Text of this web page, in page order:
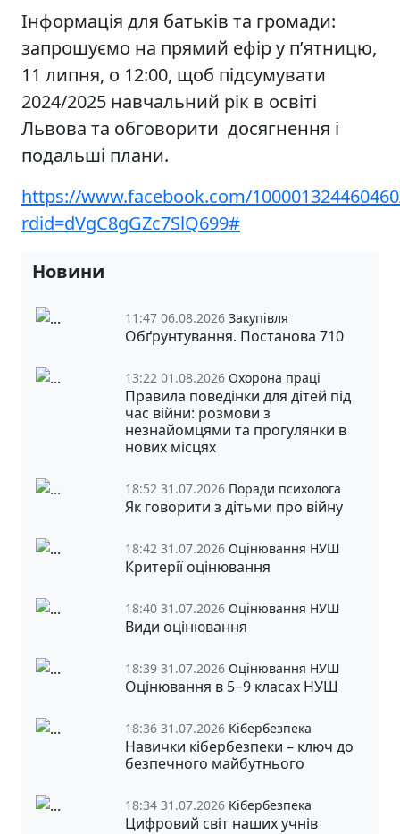
Інформація для батьків та громади:
запрошуємо на прямий ефір у п’ятницю,
11 липня, о 12:00, щоб підсумувати
2024/2025 навчальний рік в освіті
Львова та обговорити досягнення і
подальші плани.
https://www.facebook.com/
rdid=dVgC8gGZc7SlQ699#
Новини
11:47 06.08.2026 Закупівля
Обґрунтування. Постанова 710
13:22 01.08.2026 Охорона праці
Правила поведінки для дітей під
час війни: розмови з
незнайомцями та прогулянки в
нових місцях
18:52 31.07.2026 Поради психолога
Як говорити з дітьми про війну
18:42 31.07.2026 Оцінювання НУШ
Критерії оцінювання
18:40 31.07.2026 Оцінювання НУШ
Види оцінювання
18:39 31.07.2026 Оцінювання НУШ
Оцінювання в 5‒9 класах НУШ
18:36 31.07.2026 Кібербезпека
Навички кібербезпеки – ключ до
безпечного майбутнього
18:34 31.07.2026 Кібербезпека
Цифровий світ наших учнів